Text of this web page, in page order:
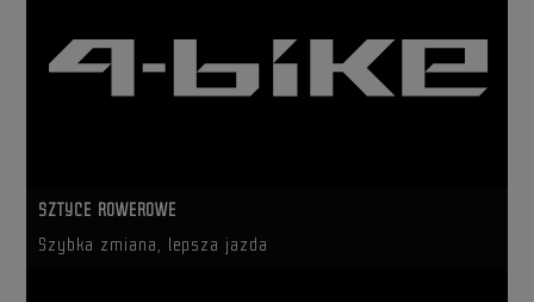
SZTYCE ROWEROWE
Szybka zmiana, lepsza jazda